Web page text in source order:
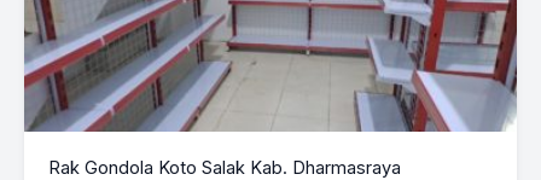
Rak Gondola Koto Salak Kab. Dharmasraya